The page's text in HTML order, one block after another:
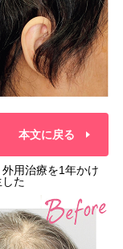
本文に戻る
用治療を1年かけ
た